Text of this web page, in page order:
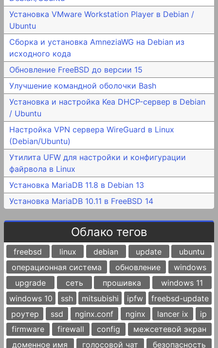
Установка VMware Workstation Player в Debian /
Ubuntu
Сборка и установка AmneziaWG на Debian из
исходного кода
Обновление FreeBSD до версии 15
Улучшение командной оболочки Bash
Установка и настройка Kea DHCP-сервер в Debian
/ Ubuntu
Настройка VPN сервера WireGuard в Linux
(Debian/Ubuntu)
Утилита UFW для настройки и конфигурации
файрвола в Linux
Установка MariaDB 11.8 в Debian 13
Установка MariaDB 10.11 в FreeBSD 14
Облако тегов
freebsd linux debian update
ubuntu
операционная система
обновление
windows
upgrade
сеть прошивка
windows 11
windows 10
ssh mitsubishi ipfw
freebsd-update
роутер
ssd nginx.conf nginx lancer ix
ip
firmware
firewall config
межсетевой экран
доменное имя
голосовой чат безопасность